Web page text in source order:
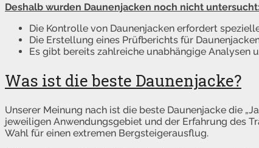
Deshalb wurden Daunenjacken noch nicht untersucht:
Die Kontrolle von Daunenjacken erfordert
Die Erstellung eines Prüfberichts für
Es gibt bereits zahlreiche unabhängige Analysen
Was ist die beste Daunenjacke?
Unserer Meinung nach ist die beste Daunenjacke die
jeweiligen Anwendungsgebiet und der Erfahrung des
Wahl für einen extremen Bergsteigerausflug.